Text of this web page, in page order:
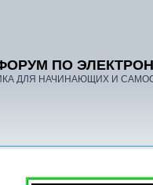
ПО
ДЛЯ НАЧИНАЮЩИХ И